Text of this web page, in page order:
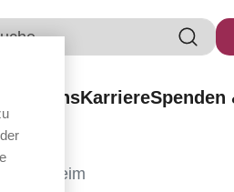
über unsKarriereSpenden